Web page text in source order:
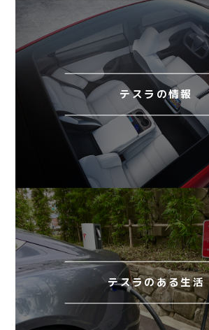
テスラの情報
テスラのある生活